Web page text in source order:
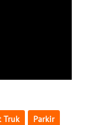
Truk Parkir